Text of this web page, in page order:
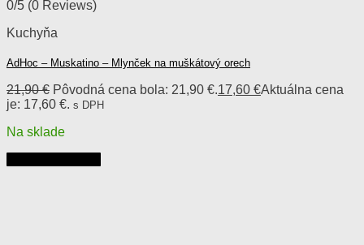
0/5 (0 Reviews)
Kuchyňa
AdHoc – Muskatino – Mlynček na muškátový orech
21,90€ Pôvodná cena bola: 21,90 €.17,60 €Aktuálna cena
je: 17,60 €. s DPH
Na sklade